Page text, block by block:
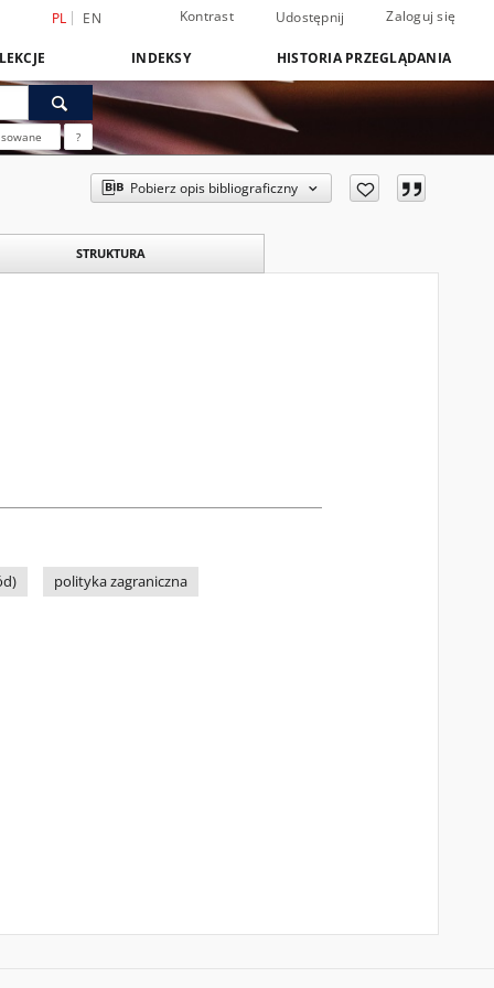
PL EN Kontrast Udostępnij Zaloguj się
INDEKSY HISTORIA PRZEGLĄDANIA
?
Pobierz opis bibliograficzny
STRUKTURA
polityka zagraniczna